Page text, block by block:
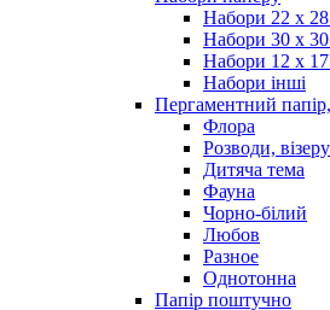
Набори 22 х
Набори 30 х
Набори 12 х
Набори інші
Пергаментний
Флора
Розводи,
Дитяча тема
Фауна
Чорно-білий
Любов
Разное
Однотонна
Папір поштучно